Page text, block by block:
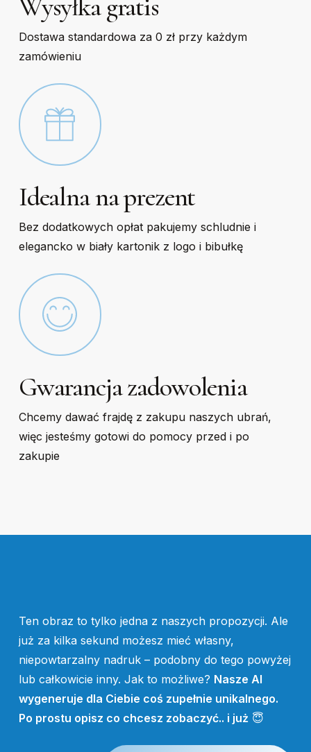
Wysyłka gratis
Dostawa standardowa za 0 zł przy każdym
zamówieniu
Idealna na prezent
Bez dodatkowych opłat pakujemy schludnie i
elegancko w biały kartonik z logo i bibułkę
Gwarancja zadowolenia
Chcemy dawać frajdę z zakupu naszych ubrań,
więc jesteśmy gotowi do pomocy przed i po
zakupie
Ten obraz to tylko jedna z naszych propozycji. Ale
już za kilka sekund możesz mieć własny,
niepowtarzalny nadruk – podobny do tego powyżej
lub całkowicie inny. Jak to możliwe? Nasze AI
wygeneruje dla Ciebie coś zupełnie unikalnego.
Po prostu opisz co chcesz zobaczyć.. i już 😇